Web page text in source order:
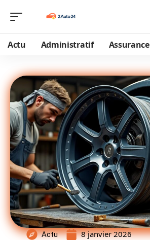
Actu Administratif Assurance
Actu 8 janvier 2026